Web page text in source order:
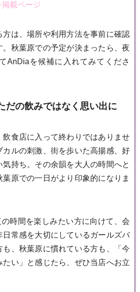
掲載ページ
方は、場所や利用方法を事前に確認
。秋葉原での予定が決まったら、夜
AnDiaを候補に入れてみてくださ
だの飲みではなく思い出に
飲食店に入って終わりではありませ
カルの刺激、街を歩いた高揚感、好
気持ち。その余韻を大人の時間へと
原での一日がより印象的になりま
時間を楽しみたい方に向けて、会
日常感を大切にしているガールズバ
も、秋葉原に慣れている方も、「今
たい」と感じたら、ぜひ当店へお立